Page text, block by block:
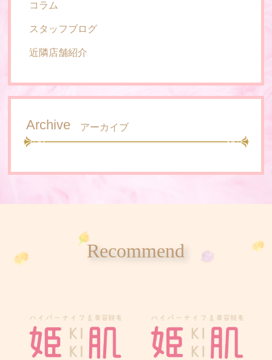
コラム
スタッフブログ
近隣店舗紹介
Archive アーカイブ
Recommend